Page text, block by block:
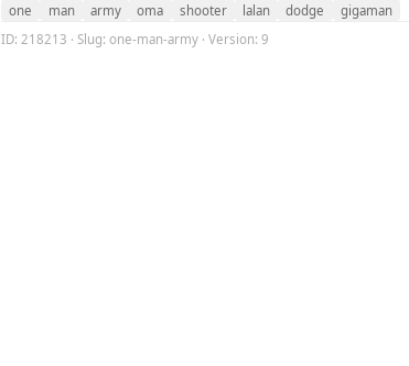
one man army oma shooter lalan dodge
gigaman
ID: 218213 · Slug: one-man-army · Version: 9